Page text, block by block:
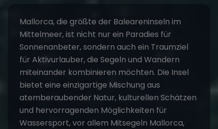
Mallorca, die größte der Baleareninseln im
Mittelmeer, ist nicht nur ein Paradies für
Sonnenanbeter, sondern auch ein Traumziel
für Aktivurlauber, die Segeln und Wandern
miteinander kombinieren möchten. Die Insel
bietet eine einzigartige Mischung aus
atemberaubender Natur, kulturellen Schätzen
und hervorragenden Möglichkeiten für
Wassersport, vor allem Mitsegeln Mallorca,